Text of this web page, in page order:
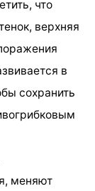
что
верхняя
в
сохранить
меняют